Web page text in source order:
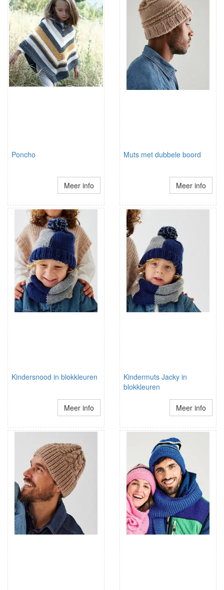
Poncho
Meer info
Muts met dubbele boord
Meer info
Kindersnood in blokkleuren
Meer info
Kindermuts Jacky in
blokkleuren
Meer info